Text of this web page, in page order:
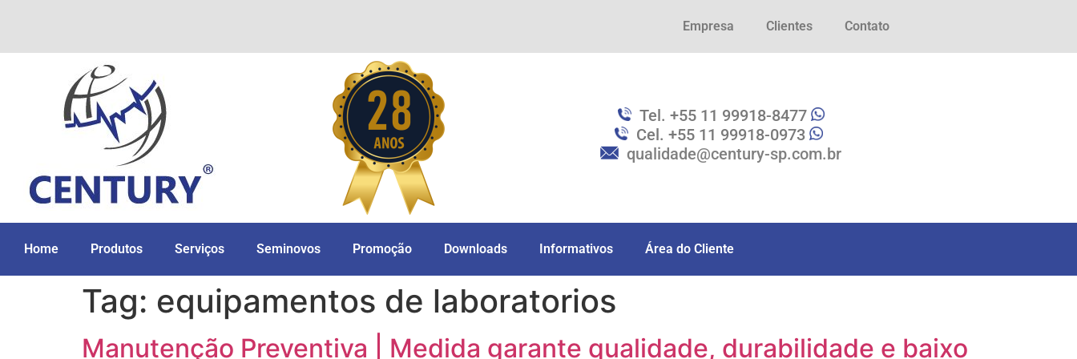
Empresa Clientes Contato
Tel. +55 11 99918-8477
Cel. +55 11 99918-0973
qualidade@century-sp.com.br
Home Produtos Serviços Seminovos Promoção Downloads Informativos Área do Cliente
Tag: equipamentos de laboratorios
Manutenção Preventiva | Medida garante qualidade, durabilidade e baixo